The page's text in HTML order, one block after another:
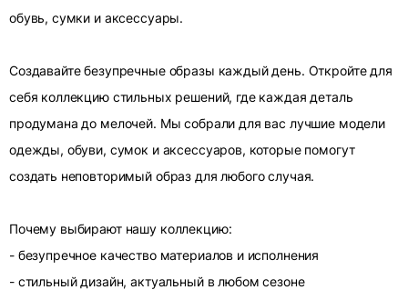
обувь, сумки и аксессуары.
Создавайте безупречные образы каждый день. Откройте для
себя коллекцию стильных решений, где каждая деталь
продумана до мелочей. Мы собрали для вас лучшие модели
одежды, обуви, сумок и аксессуаров, которые помогут
создать неповторимый образ для любого случая.
Почему выбирают нашу коллекцию:
- безупречное качество материалов и исполнения
- стильный дизайн, актуальный в любом сезоне